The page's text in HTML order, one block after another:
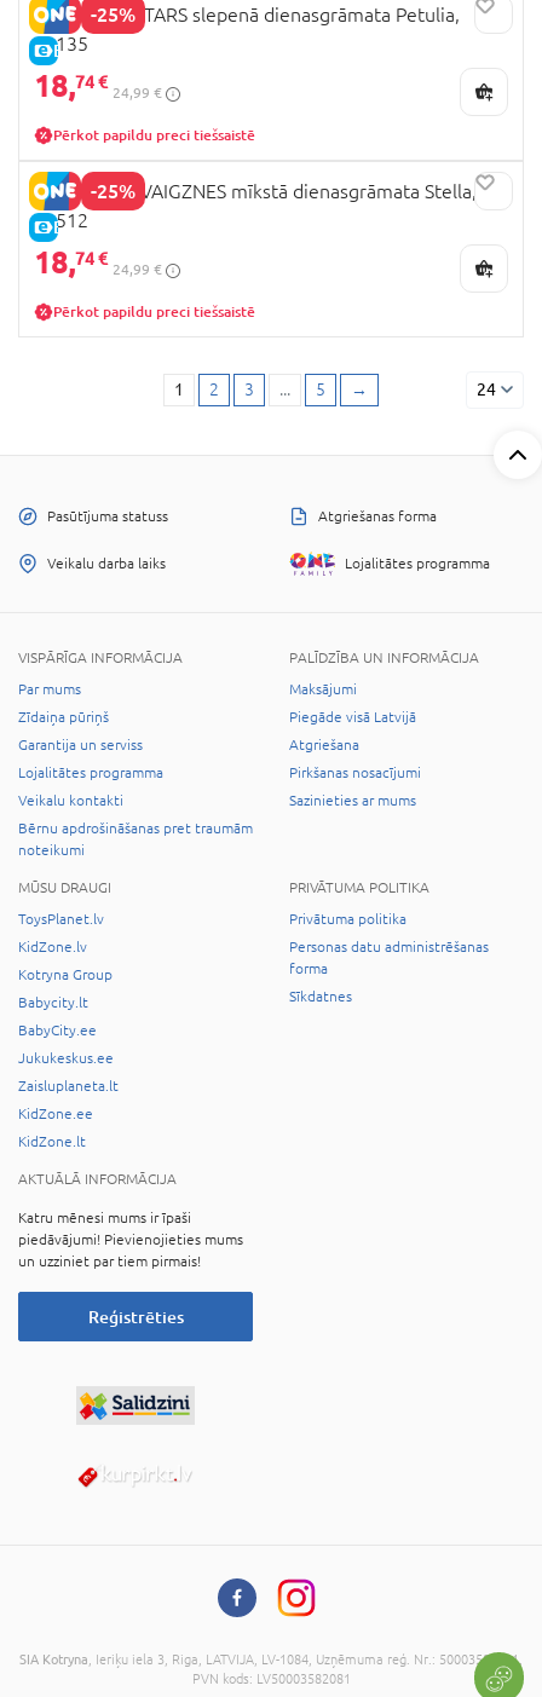
-25%
E-CENA
NEBULOUS STARS slepenā dienasgrāmata Petulia,
11135
18,74 €
24,99 €
Pērkot papildu preci tiešsaistē
-25%
E-CENA
MIGLABĀS ZVAIGZNES mīkstā dienasgrāmata Stella,
12512
18,74 €
24,99 €
Pērkot papildu preci tiešsaistē
1 2 3 ... 5 → 24
Pasūtījuma statuss Atgriešanas forma
Veikalu darba laiks Lojalitātes programma
VISPĀRĪGA INFORMĀCIJA
Par mums
Zīdaiņa pūriņš
Garantija un serviss
Lojalitātes programma
Veikalu kontakti
Bērnu apdrošināšanas pret traumām
noteikumi
PALĪDZĪBA UN INFORMĀCIJA
Maksājumi
Piegāde visā Latvijā
Atgriešana
Pirkšanas nosacījumi
Sazinieties ar mums
MŪSU DRAUGI
ToysPlanet.lv
KidZone.lv
Kotryna Group
Babycity.lt
BabyCity.ee
Jukukeskus.ee
Zaisluplaneta.lt
KidZone.ee
KidZone.lt
PRIVĀTUMA POLITIKA
Privātuma politika
Personas datu administrēšanas
forma
Sīkdatnes
AKTUĀLĀ INFORMĀCIJA
Katru mēnesi mums ir īpaši
piedāvājumi! Pievienojieties mums
un uzziniet par tiem pirmais!
Reģistrēties
SIA Kotryna , Ieriķu iela 3, Riga, LATVIJA, LV-1084, Uzņēmuma reģ. Nr.: 50003582081,
PVN kods: LV50003582081